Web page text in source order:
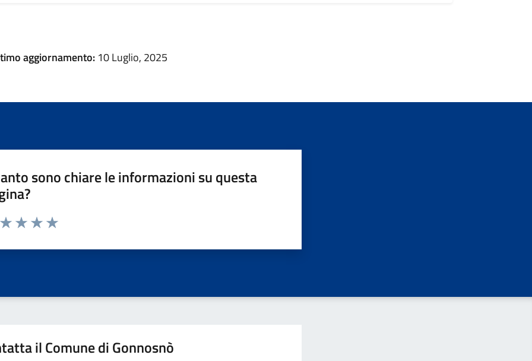
aggiornamento: 10 Luglio, 2025
sono chiare le informazioni su questa
da 1 a 5 stelle la pagina
il Comune di Gonnosnò